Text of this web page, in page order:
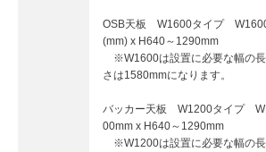
OSB天板 W1600タイプ
(mm) x H640～1290mm
※W1600は設置に必要な幅の
さは1580mmになります。
バッカー天板 W1200タイプ
00mm x H640～1290mm
※W1200は設置に必要な幅の